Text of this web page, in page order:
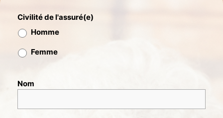
Civilité de l'assuré(e)
Homme
Femme
Nom